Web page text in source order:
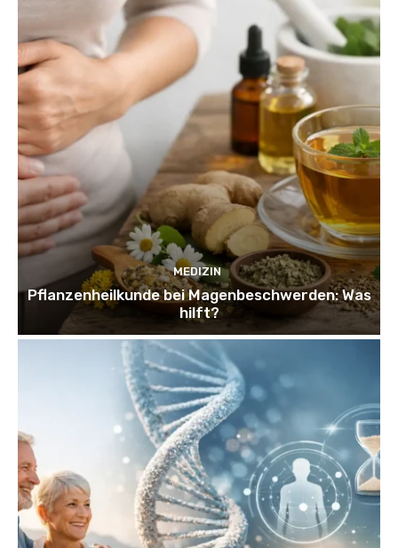
MEDIZIN
Pflanzenheilkunde bei Magenbeschwerden: Was
hilft?